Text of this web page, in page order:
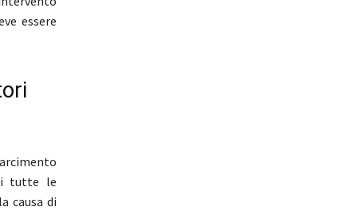
essere
tutte le
causa di